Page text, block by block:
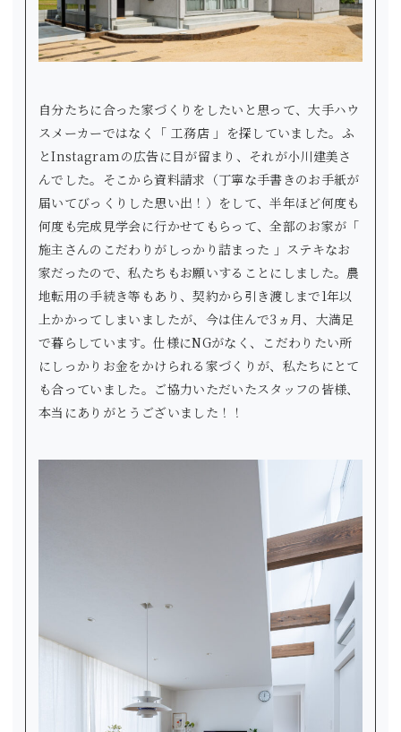
自分たちに合った家づくりをしたいと思って、大手ハウ
スメーカーではなく「 工務店 」を探していました。ふ
とInstagramの広告に目が留まり、それが小川建美さ
んでした。そこから資料請求（丁寧な手書きのお手紙が
届いてびっくりした思い出！）をして、半年ほど何度も
何度も完成見学会に行かせてもらって、全部のお家が「
施主さんのこだわりがしっかり詰まった 」ステキなお
家だったので、私たちもお願いすることにしました。農
地転用の手続き等もあり、契約から引き渡しまで1年以
上かかってしまいましたが、今は住んで3ヵ月、大満足
で暮らしています。仕様にNGがなく、こだわりたい所
にしっかりお金をかけられる家づくりが、私たちにとて
も合っていました。ご協力いただいたスタッフの皆様、
本当にありがとうございました！！